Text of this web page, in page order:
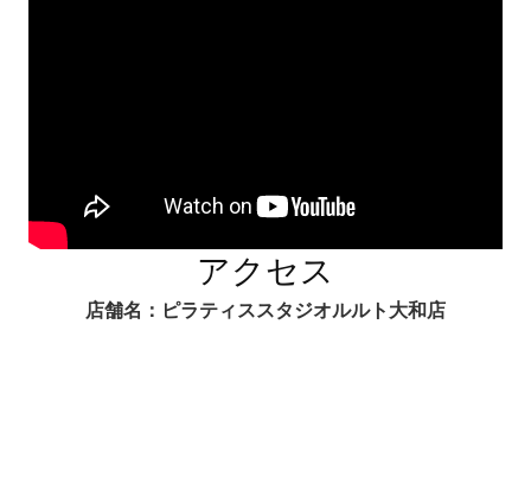
アクセス
店舗名：ピラティススタジオルルト大和店